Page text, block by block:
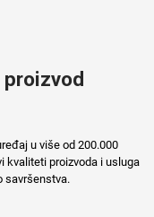
u više od 200.000
kvaliteti proizvoda i usluga
savršenstva.